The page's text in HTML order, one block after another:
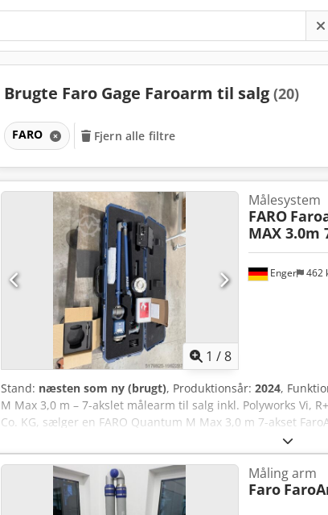
Brugte Faro Gage Faroarm til salg (20)
FARO Fjern alle filtre
1 /8
Enger 462
Målesystem
FARO
MAX 3.0m
Stand: næsten som ny (brugt), Produktionsår: 2024,
M Max 3,0 m – 7-akslet målearm til salg inkl. Polyworks Vi,
Co. KG, sælger en FARO Quantum M Max 3,0 m 7-akset
Quantum M Max, 3,0 m, 7 akser Bluetooth- og WLAN-
(3 mm & 6 mm) USB-kabel & strømforsyning Robust
genopladeligt batteri Yderligere: Magnetic Mount G3+ (150
Polyworks inkl. IGES & STEP Serviceplan "Complete Care"
reparationer) (4 år tilbage) Lokation: 32130 Enger Ved
Måling arm
Faro